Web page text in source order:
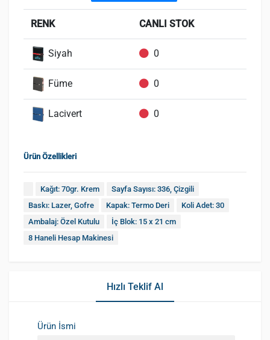
RENK CANLI STOK
Siyah 0
Füme 0
Lacivert 0
Ürün Özellikleri
Kağıt: 70gr. Krem
Sayfa Sayısı: 336, Çizgili
Baskı: Lazer, Gofre
Kapak: Termo Deri
Koli Adet: 30
Ambalaj: Özel Kutulu
İç Blok: 15 x 21 cm
8 Haneli Hesap Makinesi
Hızlı Teklif Al
Ürün İsmi